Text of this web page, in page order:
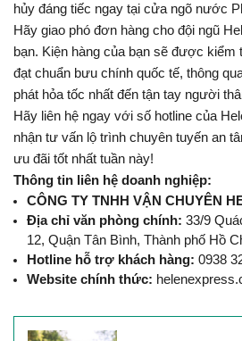
hủy đáng tiếc ngay tại cửa ngõ nước
Hãy giao phó đơn hàng cho đội ngũ
bạn. Kiện hàng của bạn sẽ được kiểm
đạt chuẩn bưu chính quốc tế, thông
phát hỏa tốc nhất đến tận tay người
Hãy liên hệ ngay với số hotline của
nhận tư vấn lộ trình chuyên tuyến an
ưu đãi tốt nhất tuần này!
Thông tin liên hệ doanh nghiệp:
CÔNG TY TNHH VẬN CHUYÊN
Địa chỉ văn phòng chính: 33/9
12, Quận Tân Bình, Thành phố Hồ
Hotline hỗ trợ khách hàng: 0938
Website chính thức: